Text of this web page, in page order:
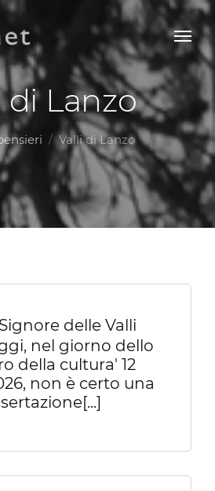
di Lanzo
Valli di Lanzo
delle Valli
nel giorno dello
della cultura' 12
non è certo una